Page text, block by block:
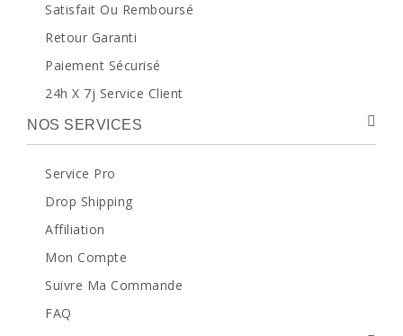
Satisfait Ou Remboursé
Retour Garanti
Paiement Sécurisé
24h X 7j Service Client
NOS SERVICES
Service Pro
Drop Shipping
Affiliation
Mon Compte
Suivre Ma Commande
FAQ